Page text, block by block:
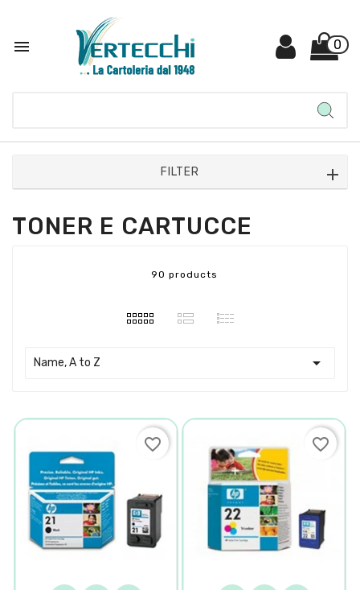
 0
FILTER
TONER E CARTUCCE
90 products
Name, A to Z 
favorite_border favorite_border